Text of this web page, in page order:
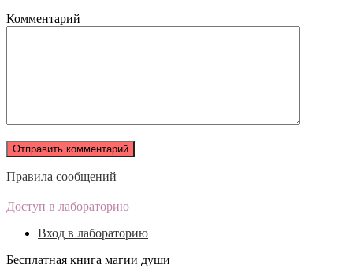
Комментарий
Правила сообщений
Доступ в лабораторию
Вход в лабораторию
Бесплатная книга магии души